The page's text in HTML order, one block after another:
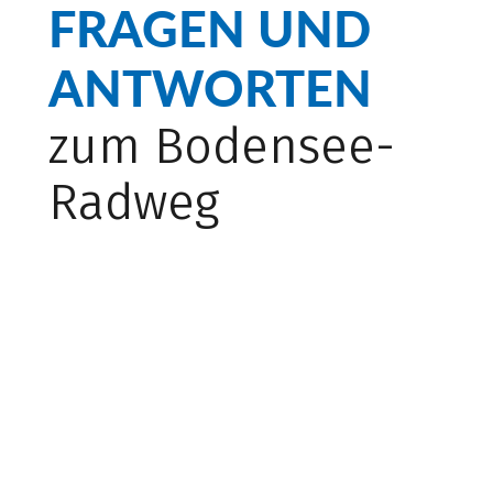
FRAGEN UND
ANTWORTEN
zum Bodensee-
Radweg